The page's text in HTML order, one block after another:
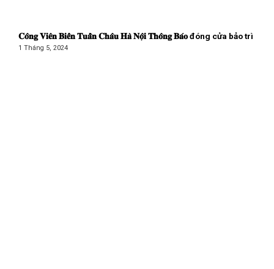
𝐂𝐨̂𝐧𝐠 𝐕𝐢𝐞̂𝐧 𝐁𝐢𝐞̂̉𝐧 𝐓𝐮𝐚̂̀𝐧 𝐂𝐡𝐚̂𝐮 𝐇𝐚̀ 𝐍𝐨̣̂𝐢 𝐓𝐡𝐨̂𝐧𝐠 𝐁𝐚́𝐨 đóng cửa bảo trì
1 Tháng 5, 2024